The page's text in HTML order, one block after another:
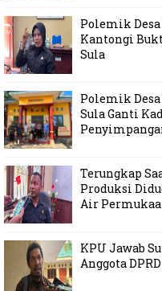
Polemik
Kantongi
Sula
Polemik
Sula Ganti
Terungkap
Produksi
Air
KPU Jawab
Anggota